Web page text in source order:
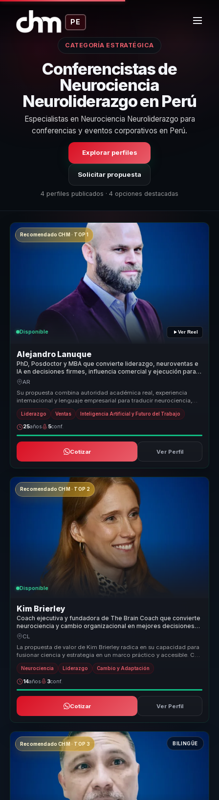
PE
CATEGORÍA ESTRATÉGICA
Conferencistas de
Neurociencia
Neuroliderazgo en Perú
Especialistas en Neurociencia Neuroliderazgo para
conferencias y eventos corporativos en Perú.
Explorar perfiles
Solicitar propuesta
4 perfiles publicados · 4 opciones destacadas
Recomendado CHM · TOP 1
Disponible Ver Reel
Alejandro Lanuque
PhD, Posdoctor y MBA que convierte liderazgo, neuroventas e
IA en decisiones firmes, influencia comercial y ejecución para
líderes y equipos
AR
Su propuesta combina autoridad académica real, experiencia
internacional y lenguaje empresarial para traducir neurociencia,
power skills ...
Liderazgo Ventas Inteligencia Artificial y Futuro del Trabajo
25años 5conf.
Cotizar Ver Perfil
Recomendado CHM · TOP 2
Disponible
Kim Brierley
Coach ejecutiva y fundadora de The Brain Coach que convierte
neurociencia y cambio organizacional en mejores decisiones
para lideres.
CL
La propuesta de valor de Kim Brierley radica en su capacidad para
fusionar ciencia y estrategia en un marco práctico y accesible. Con
for...
Neurociencia Liderazgo Cambio y Adaptación
14años 3conf.
Cotizar Ver Perfil
Recomendado CHM · TOP 3 BILINGÜE